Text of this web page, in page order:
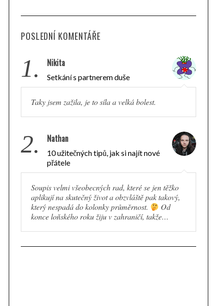
POSLEDNÍ KOMENTÁŘE
1. Nikita
Setkání s partnerem duše
Taky jsem zažila, je to síla a velká bolest.
2. Nathan
10 užitečných tipů, jak si najít nové
přátele
Soupis velmi všeobecných rad, které se jen těžko
aplikují na skutečný život a obzvláště pak takový,
který nespadá do kolonky průměrnost.
Od
konce loňského roku žiju v zahraničí, takže…
S
e